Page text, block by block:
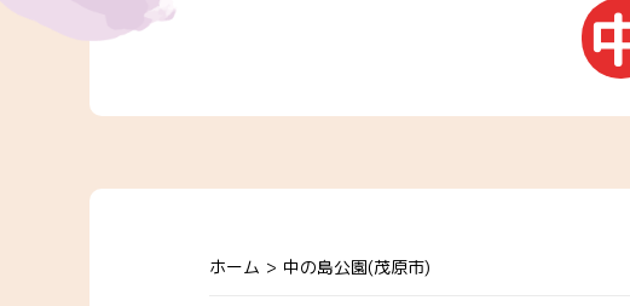
ホーム > 中の島公園(茂原市)